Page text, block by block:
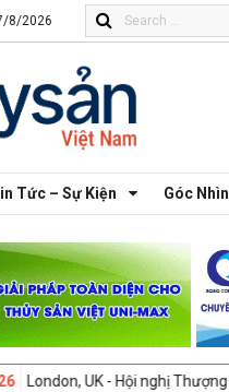
8/2026
Tức – Sự Kiện Góc Nhìn
Thượng đỉnh Đổi mới Sáng